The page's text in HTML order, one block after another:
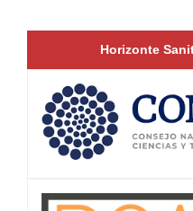
Horizonte